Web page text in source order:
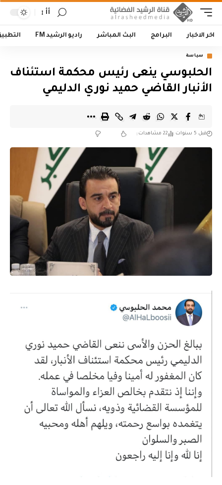
أأ
اخر الاخبار البرامج البث المباشر راديو الرشيد FM
سياسة
الحلبوسي ينعى رئيس محكمة استئناف
الأنبار القاضي حميد نوري الدليمي
قبل 5 سنوات 22 مشاهدات